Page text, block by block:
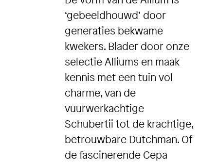
‘gebeeldhouwd’ door
generaties bekwame
kwekers. Blader door onze
selectie Alliums en maak
kennis met een tuin vol
charme, van de
vuurwerkachtige
Schubertii tot de krachtige,
betrouwbare Dutchman. Of
de fascinerende Cepa